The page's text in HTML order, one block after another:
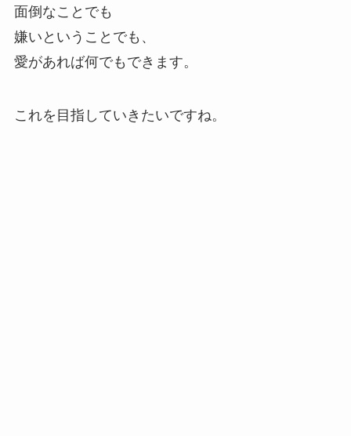
面倒なことでも
嫌いということでも、
愛があれば何でもできます。
これを目指していきたいですね。